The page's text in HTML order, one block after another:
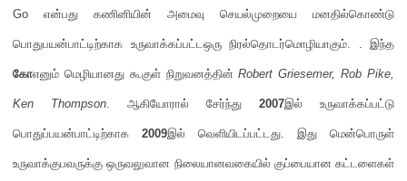
Go என்பது கணினியின் அமைவு செயல்முறையை மனதில்கொண்டு
பொதுபயன்பாட்டிற்காக உருவாக்கப்பட்டஒரு நிரல்தொடர்மொழியாகும். . இந்த
கோஎனும் மெழியானது கூகுள் நிறுவனத்தின்Robert Griesemer, Rob Pike,
Ken Thompson. ஆகியோரால் சேர்ந்து 2007இல் உருவாக்கப்பட்டு
பொதுப்பயன்பாட்டிற்காக 2009இல் வெளியிடப்பட்டது. இது மென்பொருள்
உருவாக்குபவருக்கு ஒருவலுவான நிலையானவகையில் குப்பையான கட்டளைகள்